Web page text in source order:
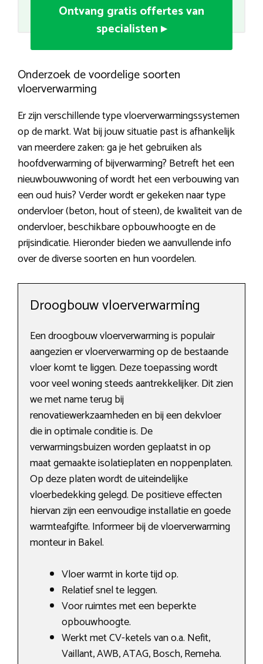
Ontvang gratis offertes van
specialisten ▸
Onderzoek de voordelige soorten
vloerverwarming
Er zijn verschillende type vloerverwarmingssystemen
op de markt. Wat bij jouw situatie past is afhankelijk
van meerdere zaken: ga je het gebruiken als
hoofdverwarming of bijverwarming? Betreft het een
nieuwbouwwoning of wordt het een verbouwing van
een oud huis? Verder wordt er gekeken naar type
ondervloer (beton, hout of steen), de kwaliteit van de
ondervloer, beschikbare opbouwhoogte en de
prijsindicatie. Hieronder bieden we aanvullende info
over de diverse soorten en hun voordelen.
Droogbouw vloerverwarming
Een droogbouw vloerverwarming is populair
aangezien er vloerverwarming op de bestaande
vloer komt te liggen. Deze toepassing wordt
voor veel woning steeds aantrekkelijker. Dit zien
we met name terug bij
renovatiewerkzaamheden en bij een dekvloer
die in optimale conditie is. De
verwarmingsbuizen worden geplaatst in op
maat gemaakte isolatieplaten en noppenplaten.
Op deze platen wordt de uiteindelijke
vloerbedekking gelegd. De positieve effecten
hiervan zijn een eenvoudige installatie en goede
warmteafgifte. Informeer bij de vloerverwarming
monteur in Bakel.
Vloer warmt in korte tijd op.
Relatief snel te leggen.
Voor ruimtes met een beperkte
opbouwhoogte.
Werkt met CV-ketels van o.a. Nefit,
Vaillant, AWB, ATAG, Bosch, Remeha.